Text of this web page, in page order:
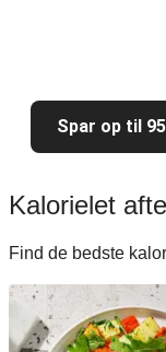
Spar op til
Kalorielet
Find de bedste